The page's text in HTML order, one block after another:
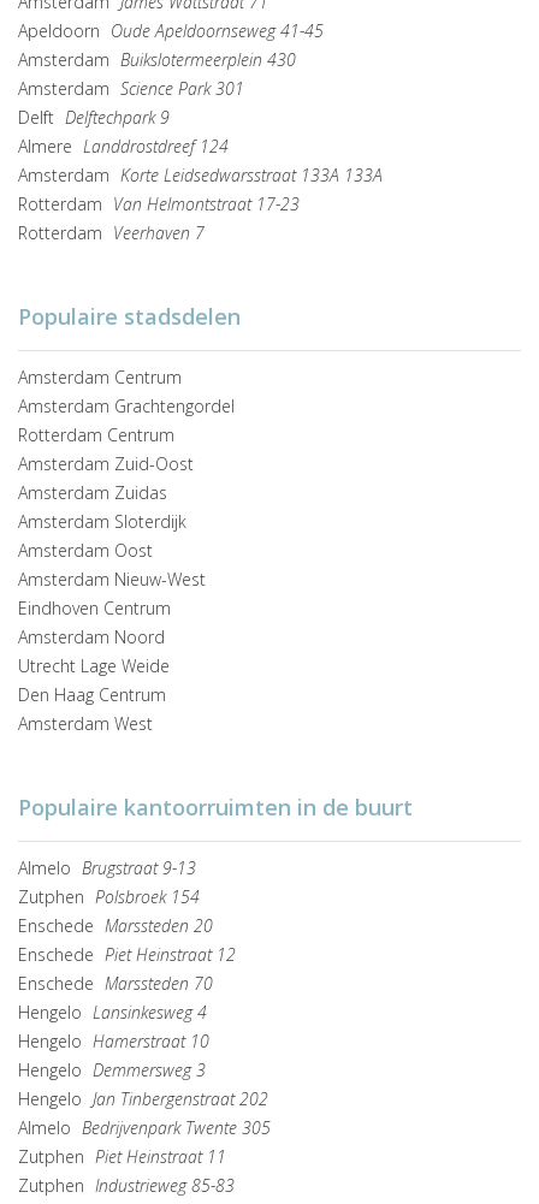
Apeldoorn Oude Apeldoornseweg 41-45
Amsterdam Buikslotermeerplein 430
Amsterdam Science Park 301
Delft Delftechpark 9
Almere Landdrostdreef 124
Amsterdam Korte Leidsedwarsstraat 133A 133A
Rotterdam Van Helmontstraat 17-23
Rotterdam Veerhaven 7
Populaire stadsdelen
Amsterdam Centrum
Amsterdam Grachtengordel
Rotterdam Centrum
Amsterdam Zuid-Oost
Amsterdam Zuidas
Amsterdam Sloterdijk
Amsterdam Oost
Amsterdam Nieuw-West
Eindhoven Centrum
Amsterdam Noord
Utrecht Lage Weide
Den Haag Centrum
Amsterdam West
Populaire kantoorruimten in de buurt
Almelo Brugstraat 9-13
Zutphen Polsbroek 154
Enschede Marssteden 20
Enschede Piet Heinstraat 12
Enschede Marssteden 70
Hengelo Lansinkesweg 4
Hengelo Hamerstraat 10
Hengelo Demmersweg 3
Hengelo Jan Tinbergenstraat 202
Almelo Bedrijvenpark Twente 305
Zutphen Piet Heinstraat 11
Zutphen Industrieweg 85-83